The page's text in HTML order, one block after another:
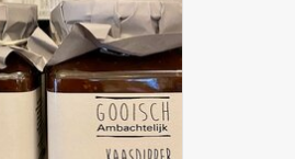
AAN WINKELWAGEN